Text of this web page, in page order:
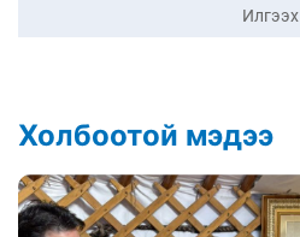
Илгээх
Холбоотой мэдээ